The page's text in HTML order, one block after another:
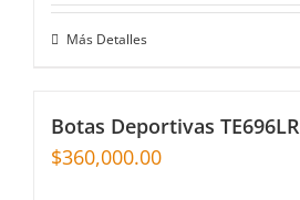
Más Detalles
Botas Deportivas
$360,000.00